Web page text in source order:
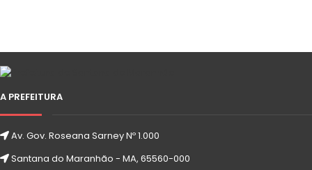
A PREFEITURA
Av. Gov. Roseana Sarney Nº 1.000
Santana do Maranhão - MA, 65560-000